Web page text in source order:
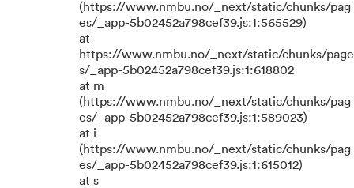
(https://www.nmbu.no/_next/static/chunks/pag
es/_app-5b02452a798cef39.js:1:565529)
at
https://www.nmbu.no/_next/static/chunks/page
s/_app-5b02452a798cef39.js:1:618802
at m
(https://www.nmbu.no/_next/static/chunks/pag
es/_app-5b02452a798cef39.js:1:589023)
at i
(https://www.nmbu.no/_next/static/chunks/pag
es/_app-5b02452a798cef39.js:1:615012)
at s